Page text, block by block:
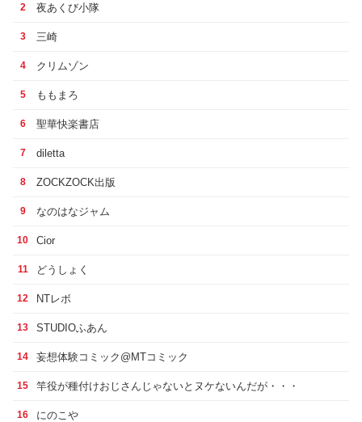
2 夜あくび小隊
3 三崎
4 クリムゾン
5 ももまろ
6 聖華快楽書店
7 diletta
8 ZOCKZOCK出版
9 なのはなジャム
10 Cior
11 どうしょく
12 NTレボ
13 STUDIOふあん
14 妄想体験コミック@MTコミック
15 竿役が種付けおじさんじゃないとヌケないんだが・・・
16 にのこや